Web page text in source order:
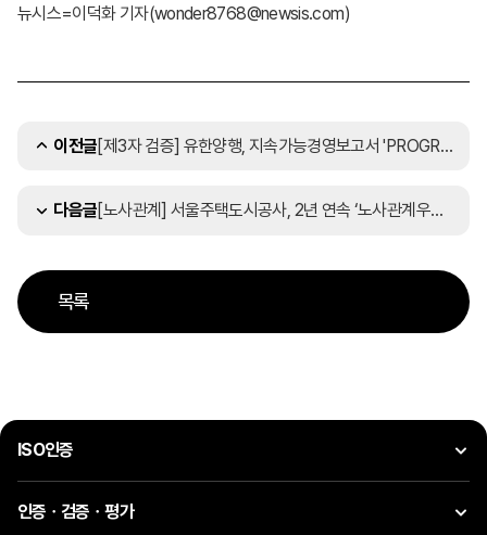
뉴시스=이덕화 기자(wonder8768@newsis.com)
이전글 [제3자 검증] 유한양행, 지속가능경영보고서 'PROGRESS AND INTEGRITY' 발간
다음글 [노사관계] 서울주택도시공사, 2년 연속 ‘노사관계우수기업’ 인증 획득
목록
ISO인증
인증ㆍ검증ㆍ평가